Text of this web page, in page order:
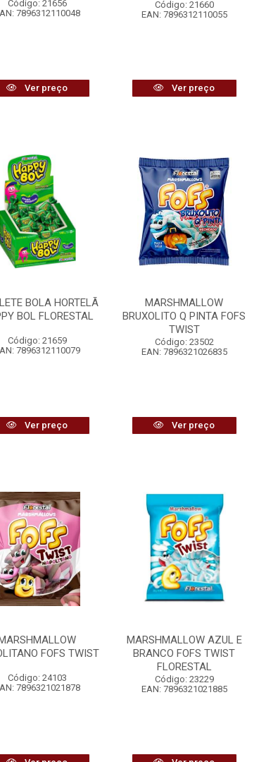
Código: 21656
7896312110048
Ver preço
Código: 21660
EAN: 7896312110055
Ver preço
BOLA HORTELÃ
BOL FLORESTAL
Código: 21659
7896312110079
Ver preço
MARSHMALLOW
BRUXOLITO Q PINTA FOFS
TWIST
Código: 23502
EAN: 7896321026835
Ver preço
FOFS TWIST
Código: 24103
7896321021878
MARSHMALLOW AZUL E
BRANCO FOFS TWIST
FLORESTAL
Código: 23229
EAN: 7896321021885